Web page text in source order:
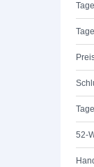
52-